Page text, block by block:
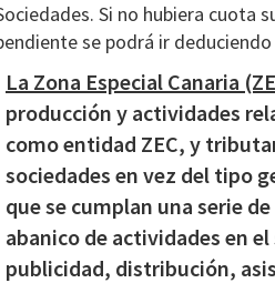
Si no hubiera cuota
se podrá ir
La Zona Especial Canaria
producción y actividades
como entidad ZEC, y
sociedades en vez del tipo
que se cumplan una serie
abanico de actividades en
publicidad, distribución,